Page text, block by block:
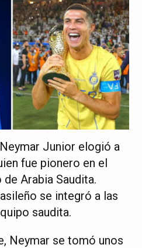
Junior elogió a
fue pionero en el
Arabia Saudita.
se integró a las
saudita.
Neymar se tomó unos